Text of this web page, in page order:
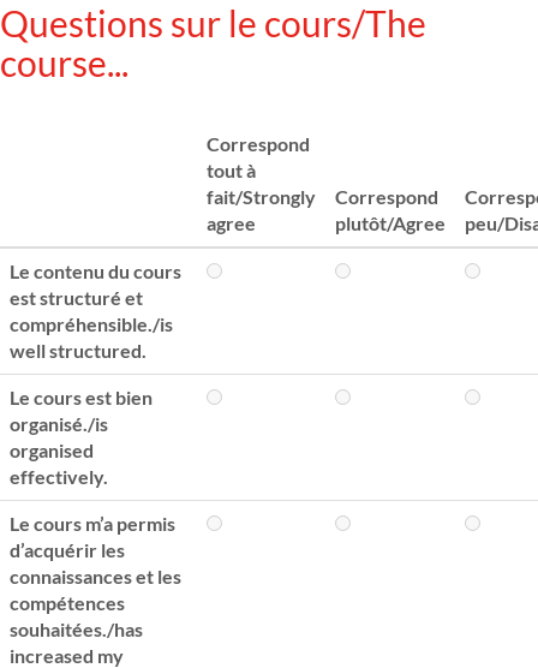
Questions sur le cours/The
course...
Correspond
tout à
fait/Strongly
agree
Correspond
plutôt/Agree
peu/
Le contenu du cours
est structuré et
compréhensible./is
well structured.
Le cours est bien
organisé./is
organised
effectively.
Le cours m’a permis
d’acquérir les
connaissances et les
compétences
souhaitées./has
increased my